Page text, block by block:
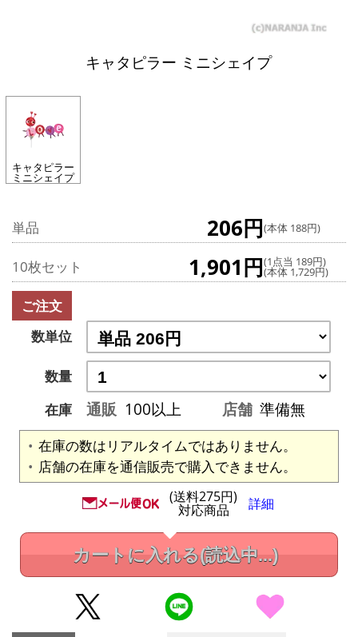
キャタピラー ミニシェイプ
キャタピラー
ミニシェイプ
単品 206円(本体 188円)
10枚セット 1,901円(1点当 189円)
(本体 1,729円)
ご注文
数単位
数量
在庫
通販 100以上 店舗 準備無
在庫の数はリアルタイムではありません。
店舗の在庫を通信販売で購入できません。
(送料275円)
対応商品 詳細
カートに入れる(読込中...)